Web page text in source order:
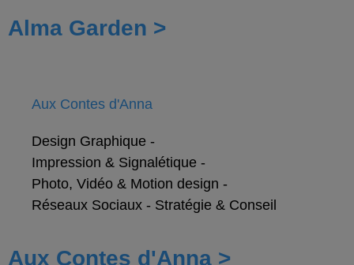
Alma Garden >
Aux Contes d'Anna
Design Graphique -
Impression & Signalétique -
Photo, Vidéo & Motion design -
Réseaux Sociaux - Stratégie & Conseil
Aux Contes d'Anna >